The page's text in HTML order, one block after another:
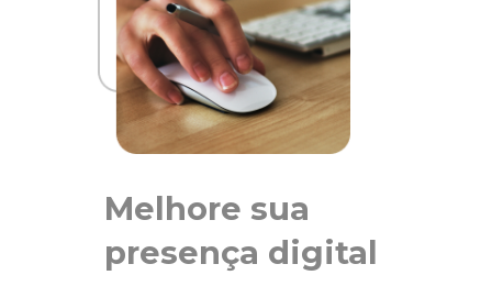
Melhore sua
presença digital